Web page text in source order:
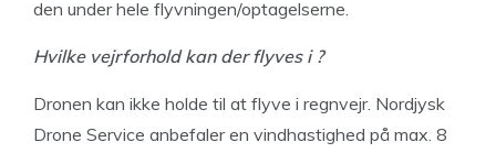
den under hele flyvningen/optagelserne.
Hvilke vejrforholdkan der flyves i ?
Dronen kan ikke holde til at flyve i regnvejr. Nordjysk
Drone Service anbefaler en vindhastighed på max. 8